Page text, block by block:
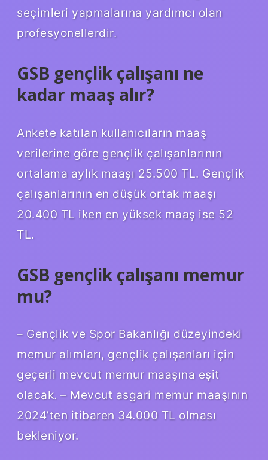
seçimleri yapmalarına yardımcı olan
profesyonellerdir.
GSB gençlik çalışanı ne
kadar maaş alır?
Ankete katılan kullanıcıların maaş
verilerine göre gençlik çalışanlarının
ortalama aylık maaşı 25.500 TL. Gençlik
çalışanlarının en düşük ortak maaşı
20.400 TL iken en yüksek maaş ise 52
TL.
GSB gençlik çalışanı memur
mu?
– Gençlik ve Spor Bakanlığı düzeyindeki
memur alımları, gençlik çalışanları için
geçerli mevcut memur maaşına eşit
olacak. – Mevcut asgari memur maaşının
2024’ten itibaren 34.000 TL olması
bekleniyor.